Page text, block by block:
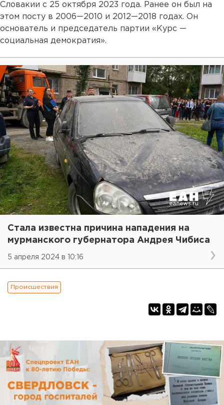
Словакии с 25 октября 2023 года. Ранее он был на
этом посту в 2006—2010 и 2012—2018 годах. Он
основатель и председатель партии «Курс —
социальная демократия».
Стала известна причина нападения на
мурманского губернатора Андрея Чибиса
5 апреля 2024 в 10:16
Происшествия